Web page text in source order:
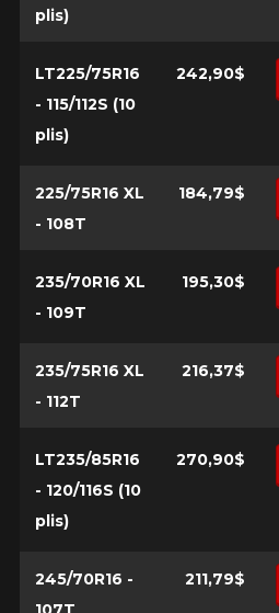
plis)
LT225/75R16
- 115/112S (10
plis)
242,90$
225/75R16 XL
- 108T
184,79$
235/70R16 XL
- 109T
195,30$
235/75R16 XL
- 112T
216,37$
LT235/85R16
- 120/116S (10
plis)
270,90$
245/70R16 -
211,79$
Année
Marque
Modèle
Option
KM parcourus
VOICI LES DIMENSIONS POUR